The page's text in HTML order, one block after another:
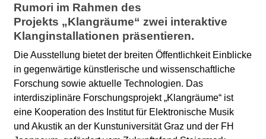
Rumori im Rahmen des
Projekts „Klangräume“ zwei interaktive
Klanginstallationen präsentieren.
Die Ausstellung bietet der breiten Öffentlichkeit Einblicke
in gegenwärtige künstlerische und wissenschaftliche
Forschung sowie aktuelle Technologien. Das
interdisziplinäre Forschungsprojekt „Klangräume“ ist
eine Kooperation des Institut für Elektronische Musik
und Akustik an der Kunstuniversität Graz und der FH